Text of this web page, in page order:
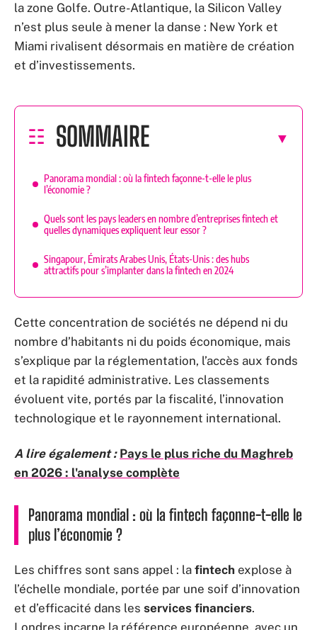
la zone Golfe. Outre-Atlantique, la Silicon Valley
n’est plus seule à mener la danse : New York et
Miami rivalisent désormais en matière de création
et d’investissements.
SOMMAIRE
Panorama mondial : où la fintech façonne-t-elle le plus
l’économie ?
Quels sont les pays leaders en nombre d’entreprises fintech et
quelles dynamiques expliquent leur essor ?
Singapour, Émirats Arabes Unis, États-Unis : des hubs
attractifs pour s’implanter dans la fintech en 2024
Cette concentration de sociétés ne dépend ni du
nombre d’habitants ni du poids économique, mais
s’explique par la réglementation, l’accès aux fonds
et la rapidité administrative. Les classements
évoluent vite, portés par la fiscalité, l’innovation
technologique et le rayonnement international.
A lire également : Pays le plus riche du Maghreb
en 2026 : l'analyse complète
Panorama mondial : où la fintech façonne-t-elle le
plus l’économie ?
Les chiffres sont sans appel : la fintech explose à
l’échelle mondiale, portée par une soif d’innovation
et d’efficacité dans les services financiers.
Londres incarne la référence européenne, avec un